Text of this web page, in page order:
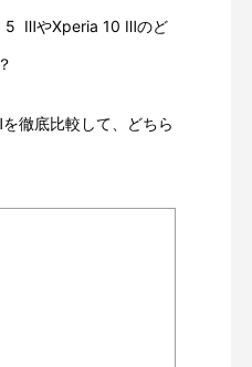
5 ⅢやXperia 10 Ⅲのど
徹底比較して、どちら